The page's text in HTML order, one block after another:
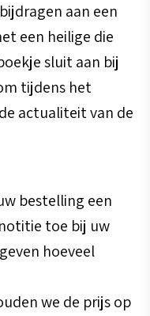
aan een
een heilige die
sluit aan bij
tijdens het
actualiteit van de
bestelling een
toe bij uw
hoeveel
we de prijs op